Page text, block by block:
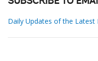
Daily Updates of the